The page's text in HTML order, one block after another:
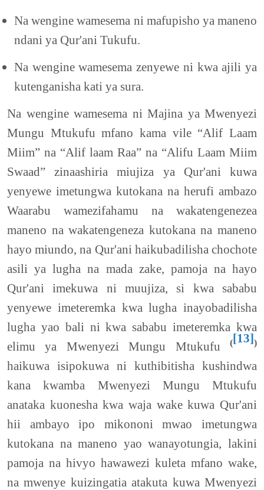
Na wengine wamesema ni mafupisho ya maneno
ndani ya Qur'ani Tukufu.
Na wengine wamesema zenyewe ni kwa ajili ya
kutenganisha kati ya sura.
Na wengine wamesema ni Majina ya Mwenyezi
Mungu Mtukufu mfano kama vile “Alif Laam
Miim” na “Alif laam Raa” na “Alifu Laam Miim
Swaad” zinaashiria miujiza ya Qur'ani kuwa
yenyewe imetungwa kutokana na herufi ambazo
Waarabu wamezifahamu na wakatengenezea
maneno na wakatengeneza kutokana na maneno
hayo miundo, na Qur'ani haikubadilisha chochote
asili ya lugha na mada zake, pamoja na hayo
Qur'ani imekuwa ni muujiza, si kwa sababu
yenyewe imeteremka kwa lugha inayobadilisha
lugha yao bali ni kwa sababu imeteremka kwa
elimu ya Mwenyezi Mungu Mtukufu
([13])
haikuwa isipokuwa ni kuthibitisha kushindwa
kana kwamba Mwenyezi Mungu Mtukufu
anataka kuonesha kwa waja wake kuwa Qur'ani
hii ambayo ipo mikononi mwao imetungwa
kutokana na maneno yao wanayotungia, lakini
pamoja na hivyo hawawezi kuleta mfano wake,
na mwenye kuizingatia atakuta kuwa Mwenyezi